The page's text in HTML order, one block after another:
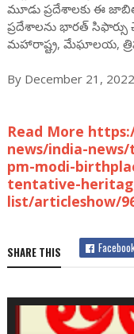
మూడు ప్రదేశాలకు ఈ
ప్రదేశాలను భారత్
మహారాష్ట్ర, మేఘాలయ,
By December 21,
Read More
news/india-
pm-modi-
tentative-
list/articleshow/
SHARE THIS